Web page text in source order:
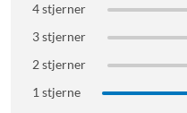
4 stjerner
3 stjerner
2 stjerner
1 stjerne